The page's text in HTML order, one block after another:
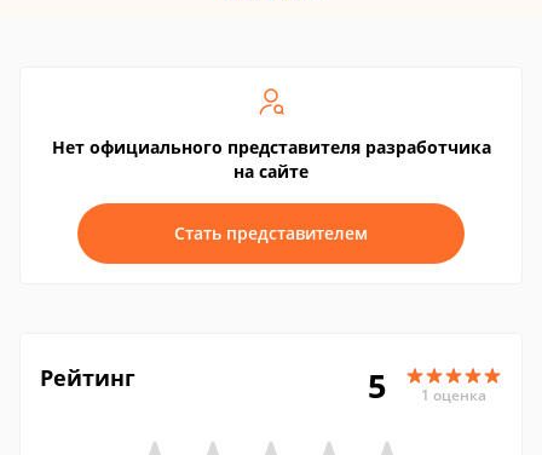
Нет официального представителя разработчика
на сайте
Стать представителем
Рейтинг 5 1 оценка